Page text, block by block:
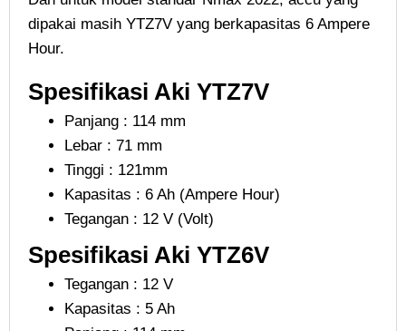
dipakai masih YTZ7V yang berkapasitas 6 Ampere
Hour.
Spesifikasi Aki YTZ7V
Panjang : 114 mm
Lebar : 71 mm
Tinggi : 121mm
Kapasitas : 6 Ah (Ampere Hour)
Tegangan : 12 V (Volt)
Spesifikasi Aki YTZ6V
Tegangan : 12 V
Kapasitas : 5 Ah